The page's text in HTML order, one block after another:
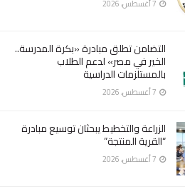
التضامن تطلق مبادرة «بكرة المدرسة..
الخير في مصر» لدعم الطلاب
بالمستلزمات الدراسية
الزراعة والتخطيط يبحثان توسيع مبادرة
“القرية المنتجة”